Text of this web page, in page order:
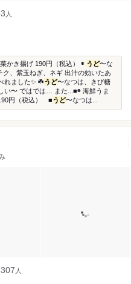
人
かき揚げ 190円（税込） ◉ うど〜な
、紫玉ねぎ、ネギ 出汁の効いたあ
れました✨ ☘️うど〜なつは、きび糖
い〜 ではでは… また...■◉ 海鮮うま
円（税込） ■うど〜なつは...
人